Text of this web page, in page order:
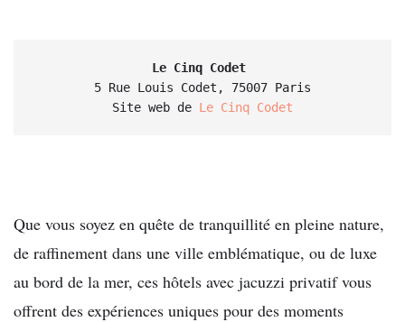
Le Cinq Codet
5 Rue Louis Codet, 75007 Paris
Site web de Le Cinq Codet
Que vous soyez en quête de tranquillité en pleine nature,
de raffinement dans une ville emblématique, ou de luxe
au bord de la mer, ces hôtels avec jacuzzi privatif vous
offrent des expériences uniques pour des moments